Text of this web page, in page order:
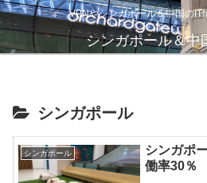
VPNやシンガポール＆中国のIT
シンガポール＆中
シンガポール
シンガポール
シンガポ
働率30％